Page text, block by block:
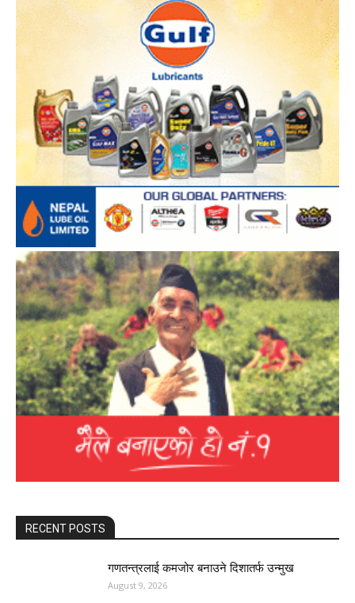
RECENT POSTS
गणतन्त्रलाई कमजोर बनाउने दिशातर्फ उन्मुख
August 9, 2026